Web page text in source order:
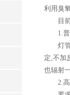
利用臭
目前
1.普
灯管采
定,不加
也辐射
2.高